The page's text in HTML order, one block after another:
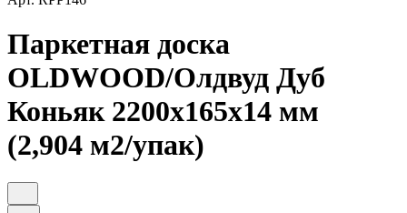
Паркетная доска
OLDWOOD/Олдвуд Дуб
Коньяк 2200х165х14 мм
(2,904 м2/упак)